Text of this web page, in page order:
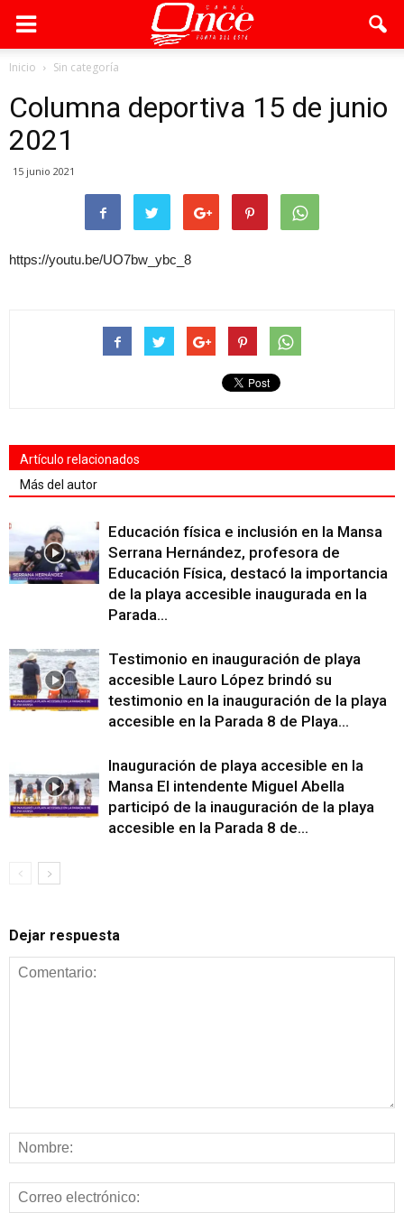
Inicio Sin categoría
Columna deportiva 15 de junio
2021
15 junio 2021
https://youtu.be/UO7bw_ybc_8
Artículo relacionados
Más del autor
Educación física e inclusión en la Mansa
Serrana Hernández, profesora de
Educación Física, destacó la importancia
de la playa accesible inaugurada en la
Parada...
Testimonio en inauguración de playa
accesible Lauro López brindó su
testimonio en la inauguración de la playa
accesible en la Parada 8 de Playa...
Inauguración de playa accesible en la
Mansa El intendente Miguel Abella
participó de la inauguración de la playa
accesible en la Parada 8 de...
Dejar respuesta